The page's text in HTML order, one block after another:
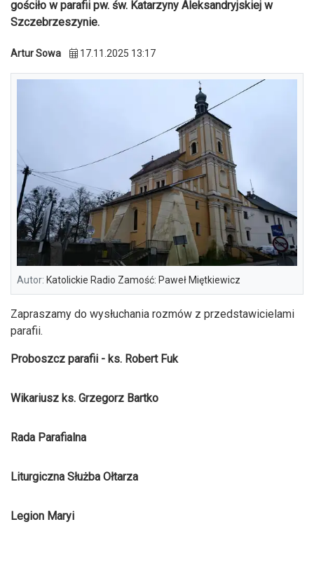
gościło w parafii pw. św. Katarzyny Aleksandryjskiej w
Szczebrzeszynie.
Artur Sowa 17.11.2025 13:17
Autor: Katolickie Radio Zamość: Paweł Miętkiewicz
Zapraszamy do wysłuchania rozmów z przedstawicielami
parafii.
Proboszcz parafii - ks. Robert Fuk
Wikariusz ks. Grzegorz Bartko
Rada Parafialna
Liturgiczna Służba Ołtarza
Legion Maryi